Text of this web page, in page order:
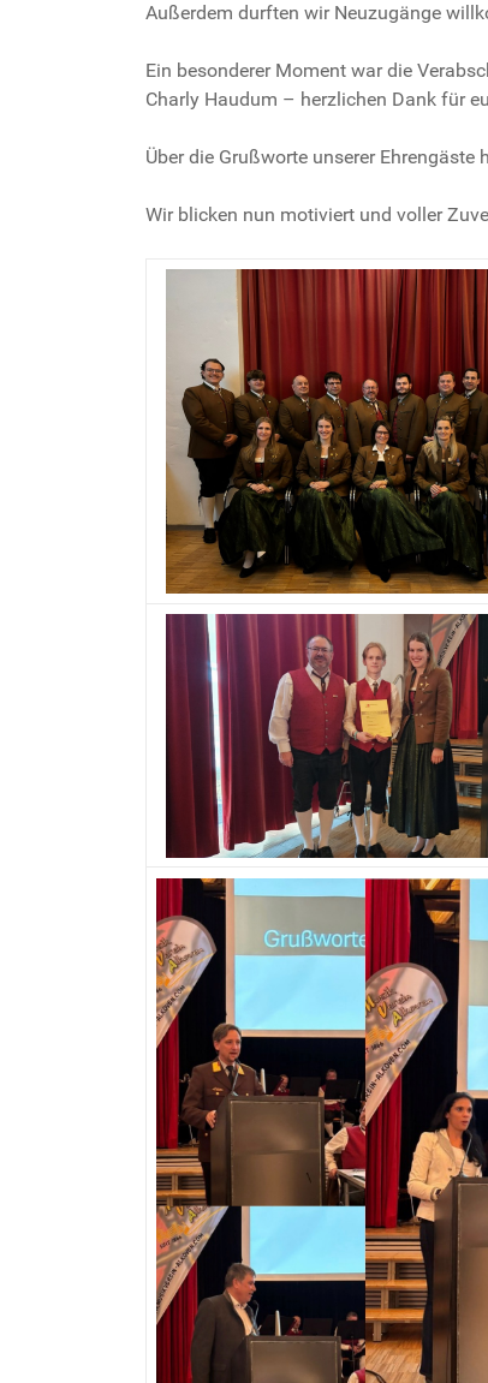
Außerdem durften wir Neuzugänge
Ein besonderer Moment war die
Charly Haudum – herzlichen Dank für
Über die Grußworte unserer
Wir blicken nun motiviert und voller